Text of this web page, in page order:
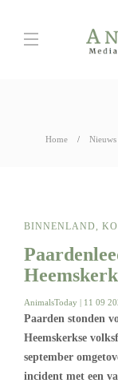
Home Nieuws
BINNENLAND,
Heemskerk
AnimalsToday | 11 09
Paarden stonden
Heemskerkse
september
incident met een